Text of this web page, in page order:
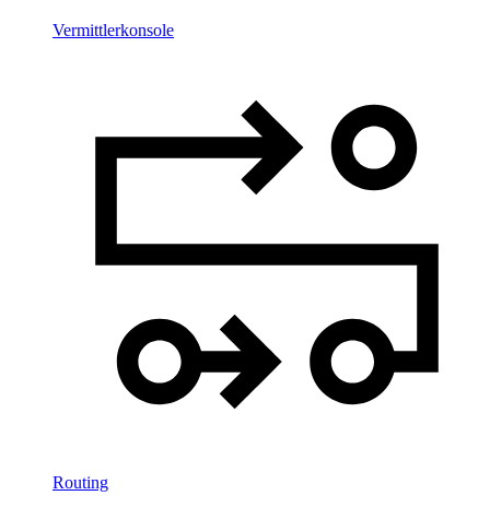
Vermittlerkonsole
Routing